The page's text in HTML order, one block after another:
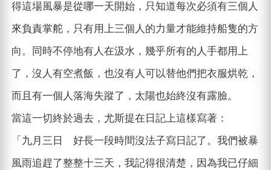
得這場風暴是從哪一天開始，只知道每次必須有三個人
來負責掌舵，只有用上三個人的力量才能維持船隻的方
向。同時不停地有人在汲水，幾乎所有的人手都用上
了，沒人有空煮飯，也沒有人可以替他們把衣服烘乾，
而且有一個人落海失蹤了，太陽也始終沒有露臉。
當這一切終於過去，尤斯提在日記上這樣寫著：
「九月三日 好長一段時間沒法子寫日記了。我們被暴
風雨追趕了整整十三天，我記得很清楚，因為我已仔細